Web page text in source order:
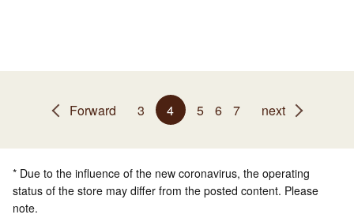
Forward 3 4 5 6 7 next
* Due to the influence of the new coronavirus, the operating
status of the store may differ from the posted content. Please
note.